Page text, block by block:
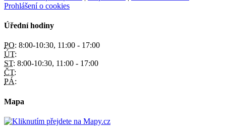
Prohlášení o cookies
Úřední hodiny
PO: 8:00-10:30, 11:00 - 17:00
ÚT:
ST: 8:00-10:30, 11:00 - 17:00
ČT:
PÁ:
Mapa